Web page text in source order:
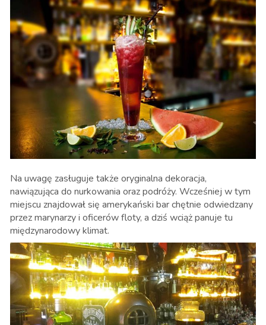
Na uwagę zasługuje także oryginalna dekoracja,
nawiązująca do nurkowania oraz podróży. Wcześniej w tym
miejscu znajdował się amerykański bar chętnie odwiedzany
przez marynarzy i oficerów floty, a dziś wciąż panuje tu
międzynarodowy klimat.